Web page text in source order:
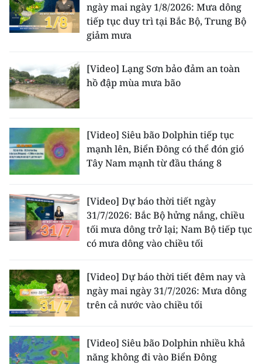
ngày mai ngày 1/8/2026: Mưa dông
tiếp tục duy trì tại Bắc Bộ, Trung Bộ
giảm mưa
[Video] Lạng Sơn bảo đảm an toàn
hồ đập mùa mưa bão
[Video] Siêu bão Dolphin tiếp tục
mạnh lên, Biển Đông có thể đón gió
Tây Nam mạnh từ đầu tháng 8
[Video] Dự báo thời tiết ngày
31/7/2026: Bắc Bộ hửng nắng, chiều
tối mưa dông trở lại; Nam Bộ tiếp tục
có mưa dông vào chiều tối
[Video] Dự báo thời tiết đêm nay và
ngày mai ngày 31/7/2026: Mưa dông
trên cả nước vào chiều tối
[Video] Siêu bão Dolphin nhiều khả
năng không đi vào Biển Đông